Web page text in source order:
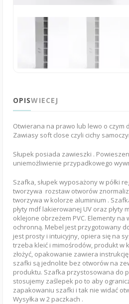
OPISWIECEJ
Otwierana na prawo lub lewo o czym
Zawiasy soft close czyli cichy
Słupek posiada zawieszki .
uniemożliwienie przypadkowego
Szafka, słupek wyposażony w półki
tworzywa rozstaw otworów
tworzywa w kolorze aluminium .
płyty mdf lakierowanej UV oraz płyty
oklejone obrzeżem PVC. Elementy na
ochronną. Mebel jest przygotowany
jest prosty i intuicyjny, opiera się na
trzeba kleić i mimośrodów, produkt w
złożyć, opakowanie zawiera
szafki są jednolite bez otworów na
produktu. Szafka przystosowana do
stosujemy zaślepek po to aby
zapakowaniu szafki i tak nie widać
Wysyłka w 2 paczkach .